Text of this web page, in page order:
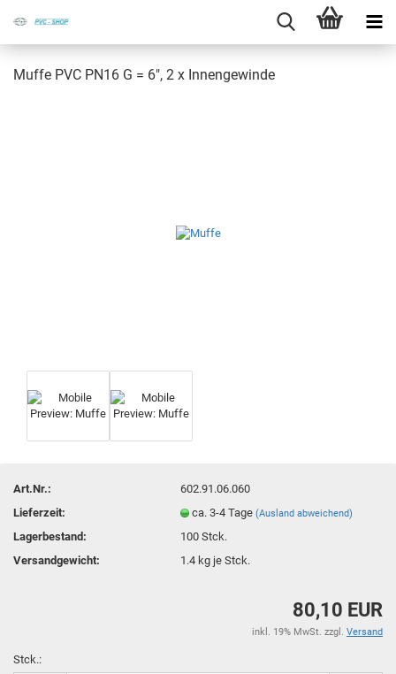
Muffe PVC PN16 G = 6", 2 x In­nen­ge­win­de
Art.Nr.:
602.91.06.060
Lieferzeit:
ca. 3-4 Tage(Ausland abweichend)
Lagerbestand: 100Stck.
Versandgewicht:
1.4 kg je Stck.
80,10 EUR
inkl. 19% MwSt. zzgl. Versand
Stck.: